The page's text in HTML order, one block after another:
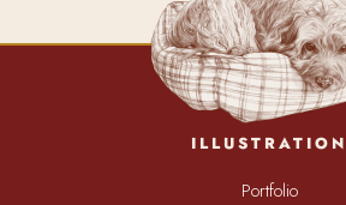
ILLUSTRATION
Portfolio